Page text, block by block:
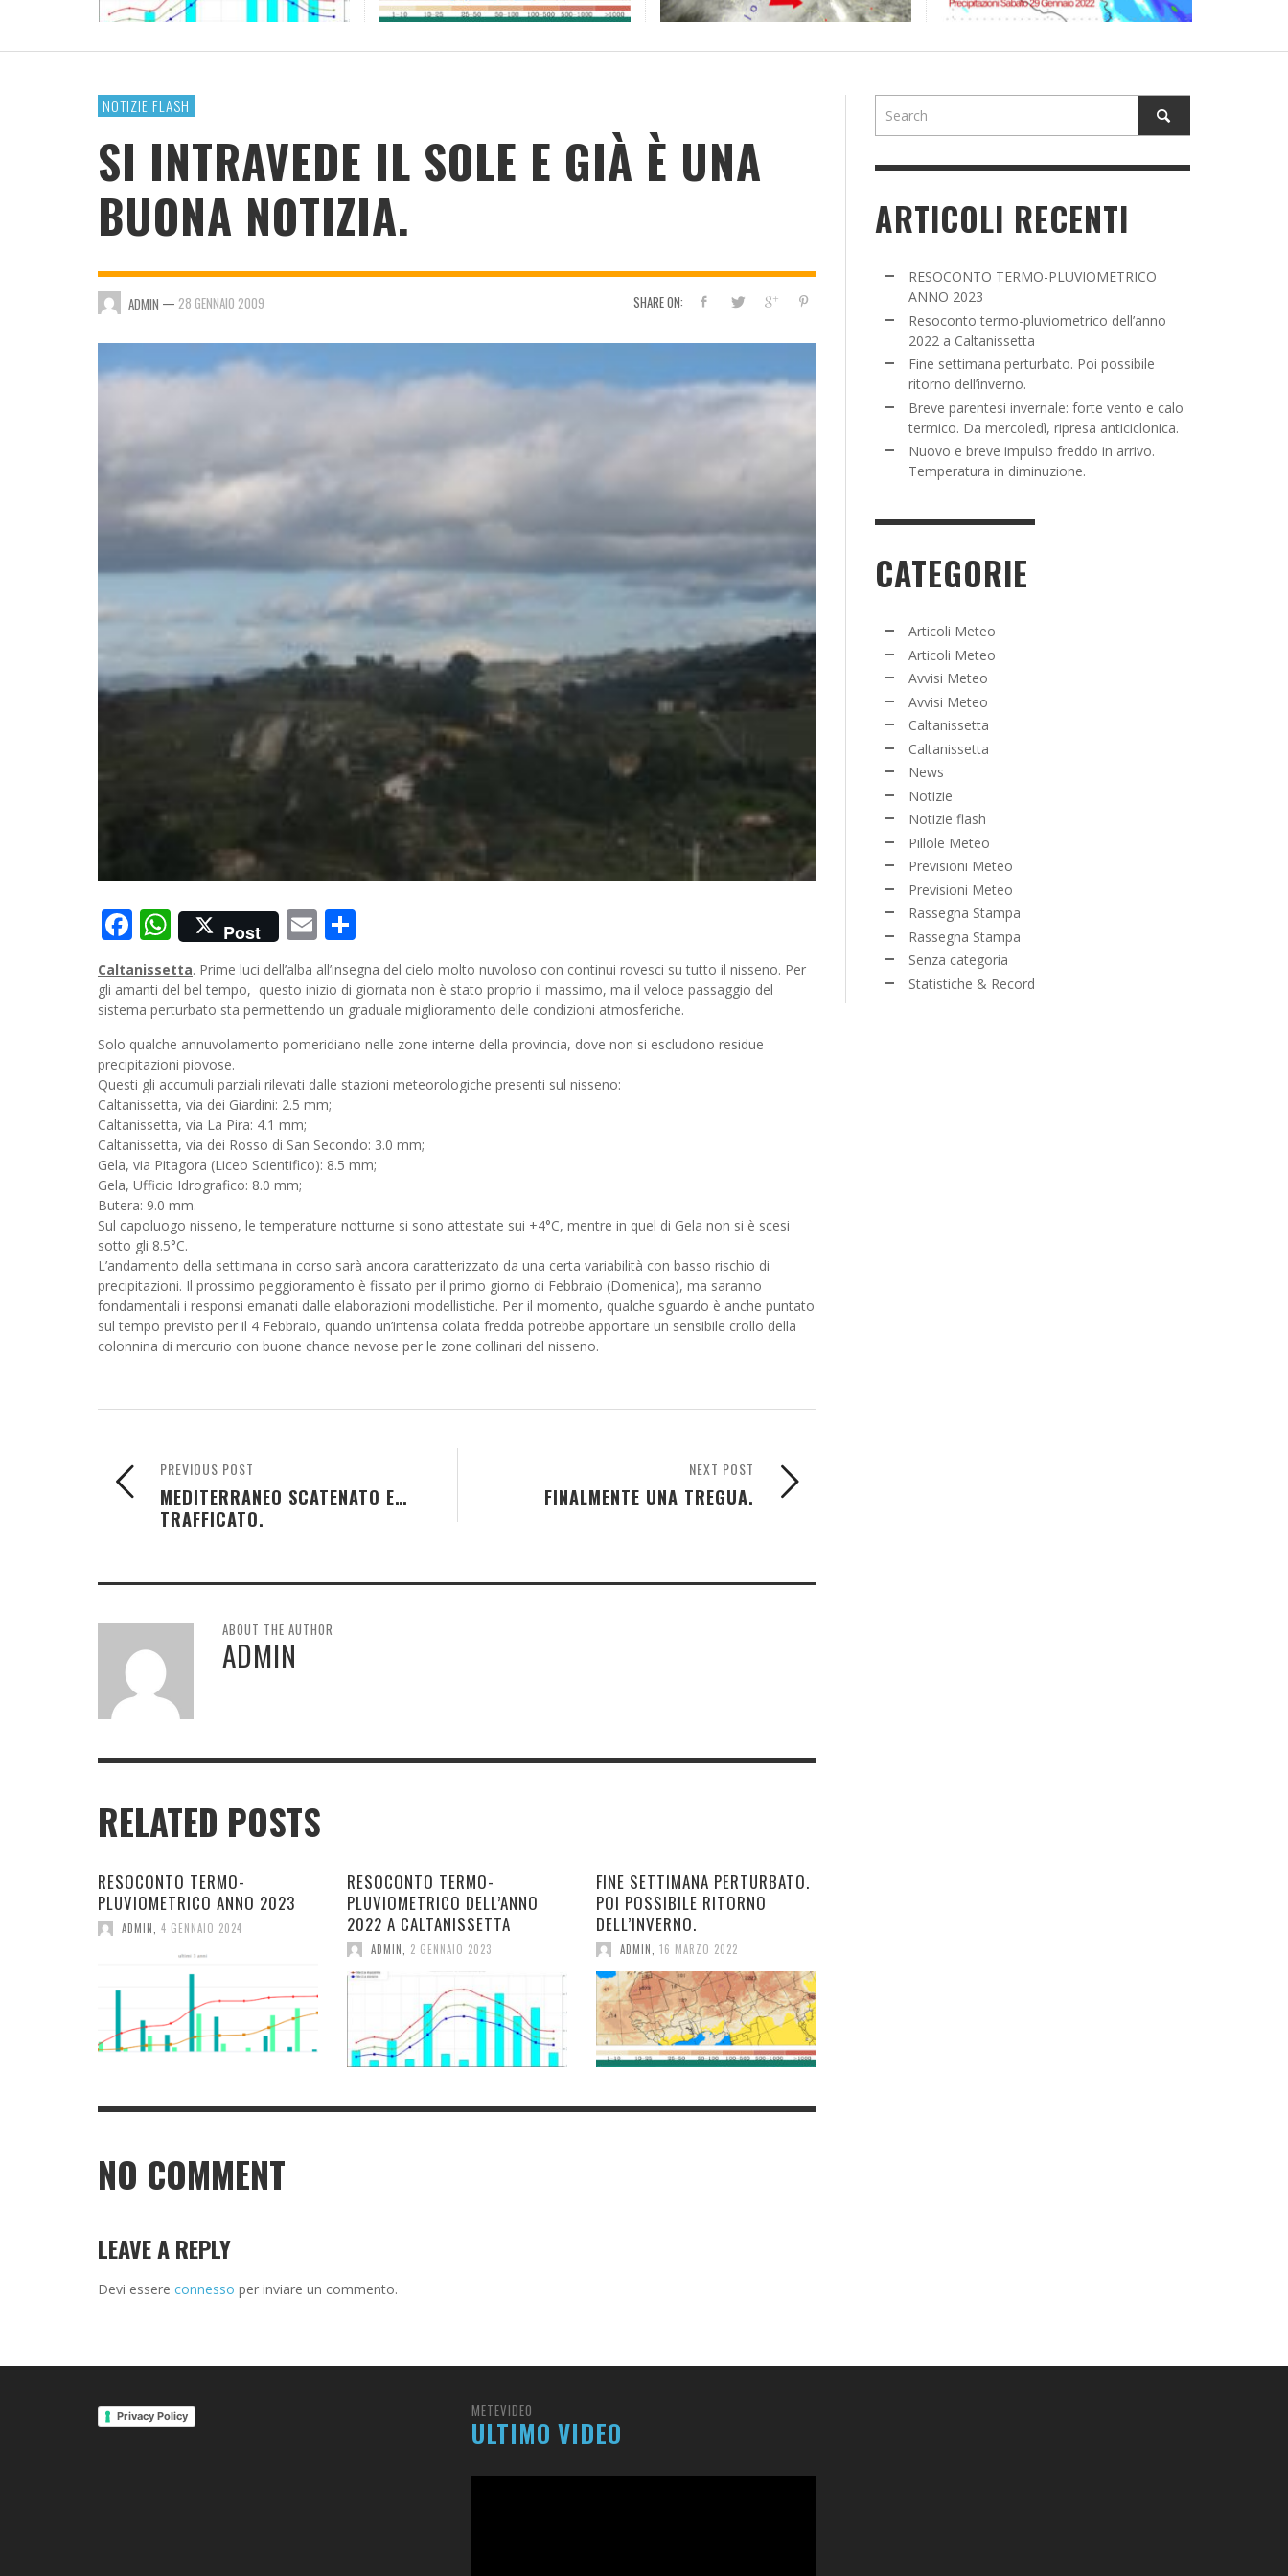
2023
DELL’ANNO 2022 A CALTANISSETTA
RITORNO DELL’INVERNO.
NOTIZIE FLASH
SI INTRAVEDE IL SOLE E GIÀ È UNA
BUONA NOTIZIA.
SHARE ON:
ADMIN — 28 GENNAIO 2009
Facebook
WhatsApp
Post Email
Caltanissetta. Prime luci dell’alba all’insegna del cielo molto nuvoloso con continui rovesci su tutto il nisseno. Per
gli amanti del bel tempo, questo inizio di giornata non è stato proprio il massimo, ma il veloce passaggio del
sistema perturbato sta permettendo un graduale miglioramento delle condizioni atmosferiche.
Solo qualche annuvolamento pomeridiano nelle zone interne della provincia, dove non si escludono residue
precipitazioni piovose.
Questi gli accumuli parziali rilevati dalle stazioni meteorologiche presenti sul nisseno:
Caltanissetta, via dei Giardini: 2.5 mm;
Caltanissetta, via La Pira: 4.1 mm;
Caltanissetta, via dei Rosso di San Secondo: 3.0 mm;
Gela, via Pitagora (Liceo Scientifico): 8.5 mm;
Gela, Ufficio Idrografico: 8.0 mm;
Butera: 9.0 mm.
Sul capoluogo nisseno, le temperature notturne si sono attestate sui +4°C, mentre in quel di Gela non si è scesi
sotto gli 8.5°C.
L’andamento della settimana in corso sarà ancora caratterizzato da una certa variabilità con basso rischio di
precipitazioni. Il prossimo peggioramento è fissato per il primo giorno di Febbraio (Domenica), ma saranno
fondamentali i responsi emanati dalle elaborazioni modellistiche. Per il momento, qualche sguardo è anche puntato
sul tempo previsto per il 4 Febbraio, quando un’intensa colata fredda potrebbe apportare un sensibile crollo della
colonnina di mercurio con buone chance nevose per le zone collinari del nisseno.
NEXT POST
FINALMENTE UNA TREGUA.
PREVIOUS POST
MEDITERRANEO SCATENATO E…
TRAFFICATO.
ABOUT THE AUTHOR
ADMIN
RELATED POSTS
RESOCONTO TERMO-
PLUVIOMETRICO ANNO 2023
ADMIN 4 GENNAIO 2024
RESOCONTO TERMO-
PLUVIOMETRICO DELL’ANNO
2022 A CALTANISSETTA
ADMIN 2 GENNAIO 2023
FINE SETTIMANA PERTURBATO.
POI POSSIBILE RITORNO
DELL’INVERNO.
ADMIN 16 MARZO 2022
NO COMMENT
LEAVE A REPLY
Devi essere connesso per inviare un commento.
ARTICOLI RECENTI
RESOCONTO TERMO-PLUVIOMETRICO
ANNO 2023
Resoconto termo-pluviometrico dell’anno
2022 a Caltanissetta
Fine settimana perturbato. Poi possibile
ritorno dell’inverno.
Breve parentesi invernale: forte vento e calo
termico. Da mercoledì, ripresa anticiclonica.
Nuovo e breve impulso freddo in arrivo.
Temperatura in diminuzione.
CATEGORIE
Articoli Meteo
Articoli Meteo
Avvisi Meteo
Avvisi Meteo
Caltanissetta
Caltanissetta
News
Notizie
Notizie flash
Pillole Meteo
Previsioni Meteo
Previsioni Meteo
Rassegna Stampa
Rassegna Stampa
Senza categoria
Statistiche & Record
Privacy Policy METEVIDEO
ULTIMO VIDEO